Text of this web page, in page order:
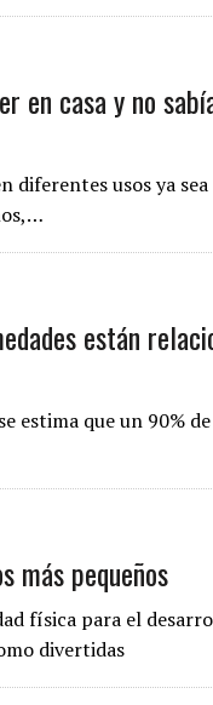
en casa y no
diferentes usos ya
están
estima que un 90%
más pequeños
física para el
divertidas